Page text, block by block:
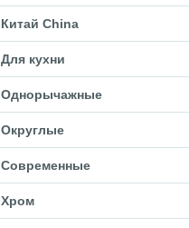
Китай China
Для кухни
Однорычажные
Округлые
Современные
Хром